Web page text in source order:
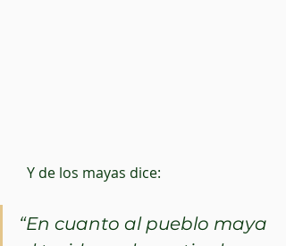
   Y de los mayas dice:
“En cuanto al pueblo maya